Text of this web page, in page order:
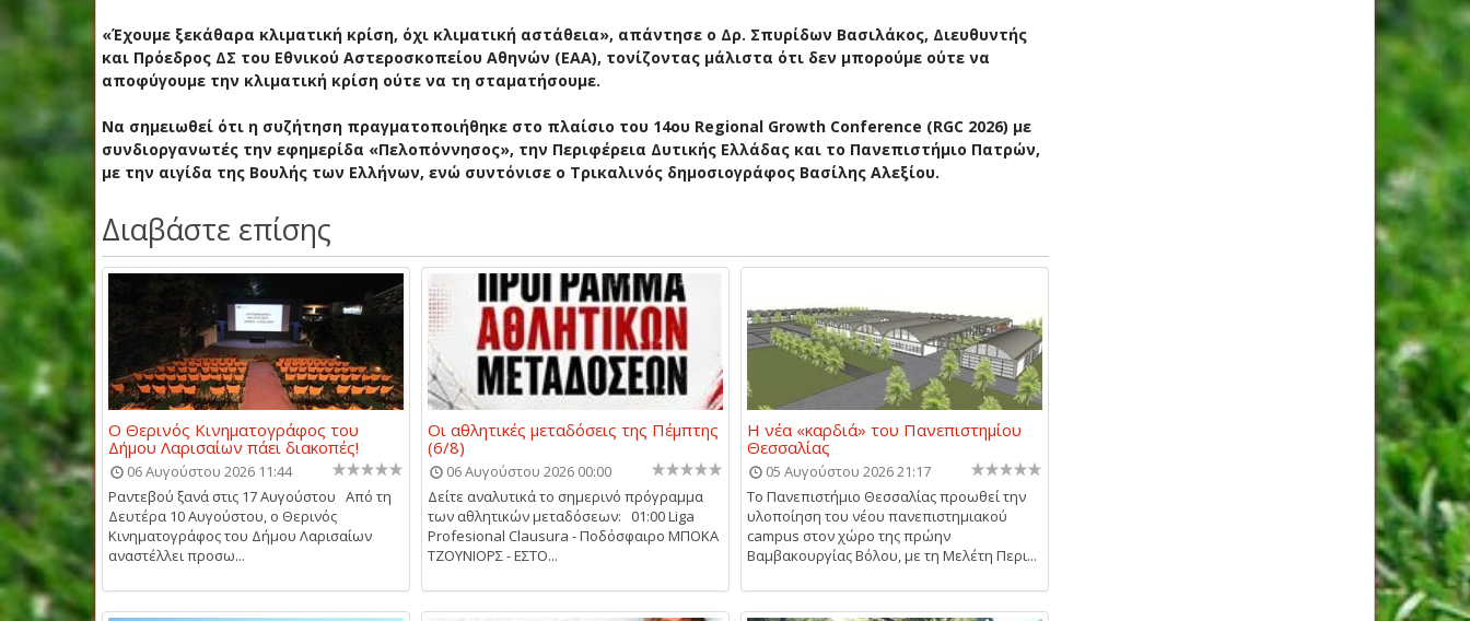
«Έχουμε ξεκάθαρα κλιματική κρίση, όχι κλιματική αστάθεια», απάντησε ο Δρ. Σπυρίδων Βασιλάκος, Διευθυντής
και Πρόεδρος ΔΣ του Εθνικού Αστεροσκοπείου Αθηνών (ΕΑΑ), τονίζοντας μάλιστα ότι δεν μπορούμε ούτε να
αποφύγουμε την κλιματική κρίση ούτε να τη σταματήσουμε.
Να σημειωθεί ότι η συζήτηση πραγματοποιήθηκε στο πλαίσιο του 14ου Regional Growth Conference (RGC 2026) με
συνδιοργανωτές την εφημερίδα «Πελοπόννησος», την Περιφέρεια Δυτικής Ελλάδας και το Πανεπιστήμιο Πατρών,
με την αιγίδα της Βουλής των Ελλήνων, ενώ συντόνισε ο Τρικαλινός δημοσιογράφος Βασίλης Αλεξίου.
Διαβάστε επίσης
Ο Θερινός Κινηματογράφος του
Δήμου Λαρισαίων πάει διακοπές!
06 Αυγούστου 2026 11:44
Ραντεβού ξανά στις 17 Αυγούστου Από τη
Δευτέρα 10 Αυγούστου, ο Θερινός
Κινηματογράφος του Δήμου Λαρισαίων
αναστέλλει προσω...
Οι αθλητικές μεταδόσεις της Πέμπτης
(6/8)
06 Αυγούστου 2026 00:00
Δείτε αναλυτικά το σημερινό πρόγραμμα
των αθλητικών μεταδόσεων: 01:00 Liga
Profesional Clausura - Ποδόσφαιρο ΜΠΟΚΑ
ΤΖΟΥΝΙΟΡΣ - ΕΣΤΟ...
Η νέα «καρδιά» του Πανεπιστημίου
Θεσσαλίας
05 Αυγούστου 2026 21:17
Το Πανεπιστήμιο Θεσσαλίας προωθεί την
υλοποίηση του νέου πανεπιστημιακού
campus στον χώρο της πρώην
Βαμβακουργίας Βόλου, με τη Μελέτη Περι...